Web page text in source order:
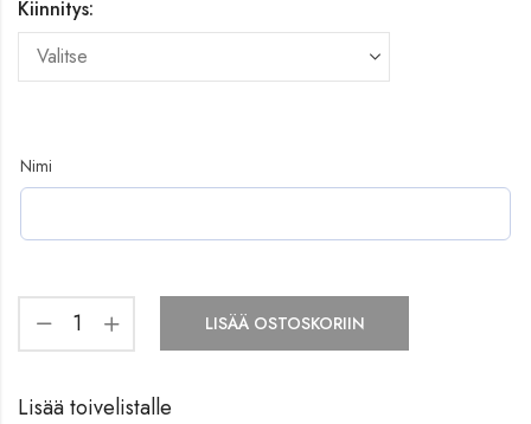
Kiinnitys:
Nimi
LISÄÄ OSTOSKORIIN
Lisää toivelistalle